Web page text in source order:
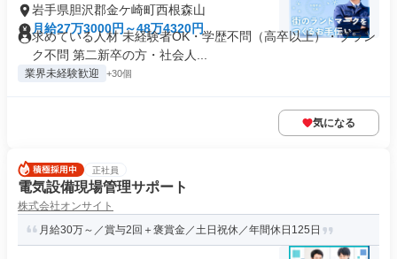
岩手県胆沢郡金ケ崎町西根森山
月給27万3000円～48万4320円
求めている人材 未経験者OK・学歴不問（高卒以上）・ブラン
ク不問 第二新卒の方・社会人...
業界未経験歓迎 +30個
気になる
正社員
電気設備現場管理サポート
株式会社オンサイト
月給30万～／賞与2回＋褒賞金／土日祝休／年間休日125日